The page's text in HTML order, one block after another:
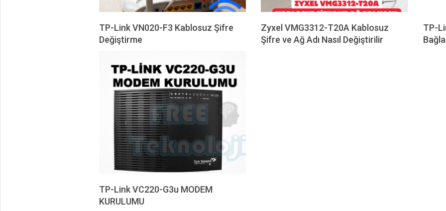
TP-Link VN020-F3 Kablosuz Şifre
Değiştirme
Zyxel VMG3312-T20A Kablosuz
Şifre ve Ağ Adı Nasıl Değiştirilir
TP-
TP-Link VC220-G3u MODEM
KURULUMU